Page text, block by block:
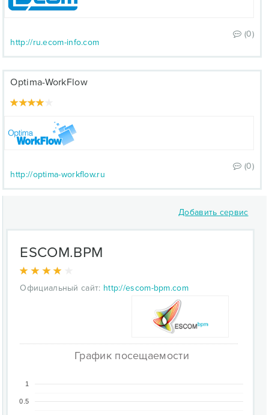
(0)
http://ru.ecom-info.com
Optima-WorkFlow
(0)
http://optima-workflow.ru
Добавить сервис
ESCOM.BPM
Официальный сайт: http://escom-bpm.com
График посещаемости
0.5
1